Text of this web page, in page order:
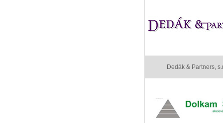
Dedák & Partners,